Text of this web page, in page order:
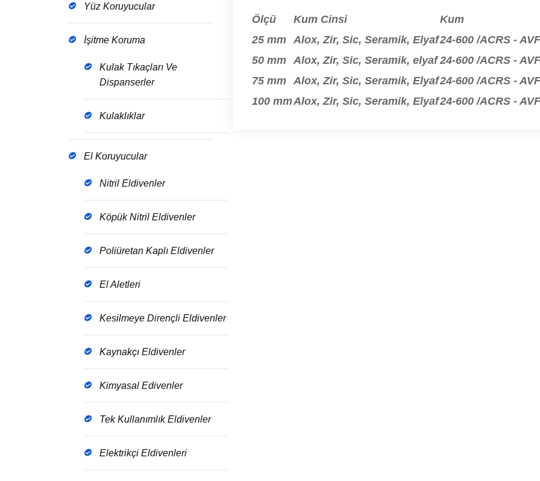
Yüz Koruyucular
İşitme Koruma
Kulak Tıkaçları Ve
Dispanserler
Kulaklıklar
El Koruyucular
Nitril Eldivenler
Köpük Nitril Eldivenler
Poliüretan Kaplı Eldivenler
El Aletleri
Kesilmeye Dirençli Eldivenler
Kaynakçı Eldivenler
Kimyasal Edivenler
Tek Kullanımlık Eldivenler
Elektrikçi Eldivenleri
Ölçü Kum Cinsi
Kum
25 mm Alox, Zir, Sic, Seramik, Elyaf24-600 /ACRS - AVF
50 mm Alox, Zir, Sic, Seramik, elyaf 24-600 /ACRS - AVF
75 mm Alox, Zir, Sic, Seramik, Elyaf24-600 /ACRS - AVF
100 mmAlox, Zir, Sic, Seramik, Elyaf24-600 /ACRS - AVF